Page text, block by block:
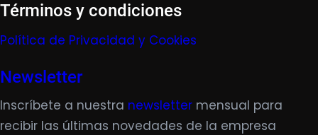
Términos y condiciones
Política de Privacidad y Cookies
Newsletter
Inscríbete a nuestra newsletter mensual para
recibir las últimas novedades de la empresa